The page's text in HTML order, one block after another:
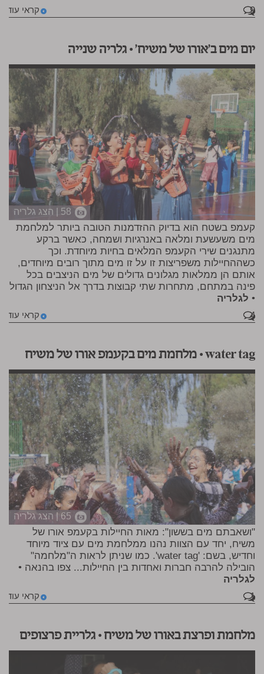
קראי עוד 9
יום מים ב'אורו של משיח' • גלריה שנייה
58 | הצג גלריה
קעמפ בשטח הוא בדיוק ההזדמנות הטובה ביותר למלחמת
מים משעשעת ומלאה באנרגיות ושמחה, כאשר ברקע
מתנגנים שירי הקעמפ המלאים בחיות מיוחדת. וכך
כשההחיילות משפריצות זו על זו מים מתוך רובים מיוחדים,
אותם הן ממלאות מגלונים גדולים של מים הניצבים בכל
פינה במתחם, מתחרות שתי קבוצות בדרך אל הניצחון הגדול
• לגלריה
קראי עוד 4
water tag • מלחמת מים בקעמפ אורו של משיח
65 | הצג גלריה
"ושאבתם מים בששון": מאות החיילות בקעמפ אורו של
משיח, יחד עם הצוות נהנו ממלחמת מים עם ציוד מיוחד
וחדיש, בשם: 'water tag'. כמו שניתן לראות ה"מלחמה"
הובילה להרבה חברות ואחדות בין החיילות... צפו בהנאה •
לגלריה
קראי עוד 1
מלחמת ופרצת באורו של משיח • גלריית פרצופים